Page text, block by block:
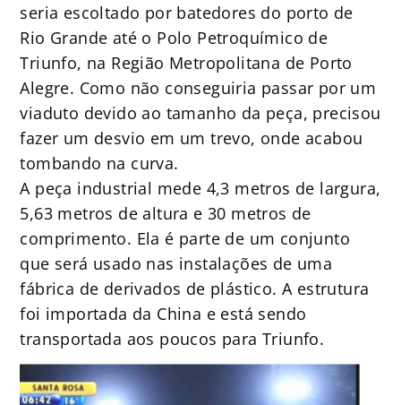
seria escoltado por batedores do porto de
Rio Grande até o Polo Petroquímico de
Triunfo, na Região Metropolitana de Porto
Alegre. Como não conseguiria passar por um
viaduto devido ao tamanho da peça, precisou
fazer um desvio em um trevo, onde acabou
tombando na curva.
A peça industrial mede 4,3 metros de largura,
5,63 metros de altura e 30 metros de
comprimento. Ela é parte de um conjunto
que será usado nas instalações de uma
fábrica de derivados de plástico. A estrutura
foi importada da China e está sendo
transportada aos poucos para Triunfo.